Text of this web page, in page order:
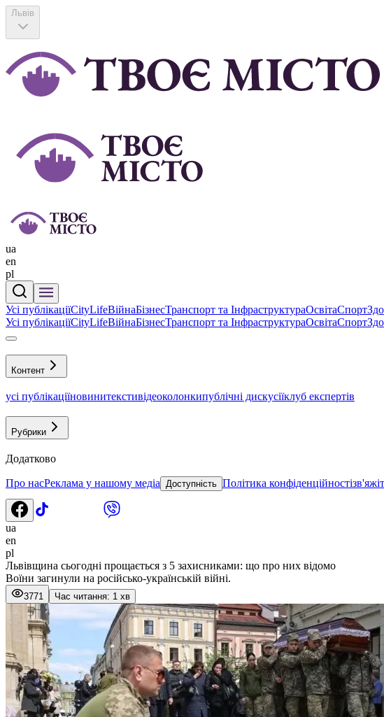
Львів
ua
en
pl
Усі публікаціїCityLifeВійнаБізнесТранспорт та ІнфраструктураОсвітаСпорт
Усі публікаціїCityLifeВійнаБізнесТранспорт та ІнфраструктураОсвітаСпорт
Контент
усі публікаціїновинитекстивідеоколонкипублічні дискусіїклуб експертів
Рубрики
Додатково
Про насРеклама у нашому медіа Доступність Політика конфіденційності
ua
en
pl
Львівщина сьогодні прощається з 5 захисниками: що про них відомо
Воїни загинули на російсько-українській війні.
3771 Час читання: 1 хв